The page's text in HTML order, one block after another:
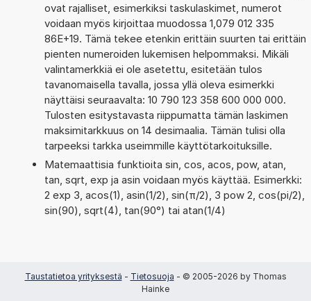
ovat rajalliset, esimerkiksi taskulaskimet, numerot
voidaan myös kirjoittaa muodossa 1,079 012 335
86E+19. Tämä tekee etenkin erittäin suurten tai erittäin
pienten numeroiden lukemisen helpommaksi. Mikäli
valintamerkkiä ei ole asetettu, esitetään tulos
tavanomaisella tavalla, jossa yllä oleva esimerkki
näyttäisi seuraavalta: 10 790 123 358 600 000 000.
Tulosten esitystavasta riippumatta tämän laskimen
maksimitarkkuus on 14 desimaalia. Tämän tulisi olla
tarpeeksi tarkka useimmille käyttötarkoituksille.
Matemaattisia funktioita sin, cos, acos, pow, atan,
tan, sqrt, exp ja asin voidaan myös käyttää. Esimerkki:
2 exp 3, acos(1), asin(1/2), sin(π/2), 3 pow 2, cos(pi/2),
sin(90), sqrt(4), tan(90°) tai atan(1/4)
Taustatietoa yrityksestä - Tietosuoja - © 2005-2026 by Thomas
Hainke